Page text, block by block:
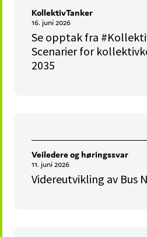
KollektivTanker
16. juni 2026
Se opptak fra
Scenarier for
2035
Veiledere og høringssvar
11. juni 2026
Videreutvikling av Bus